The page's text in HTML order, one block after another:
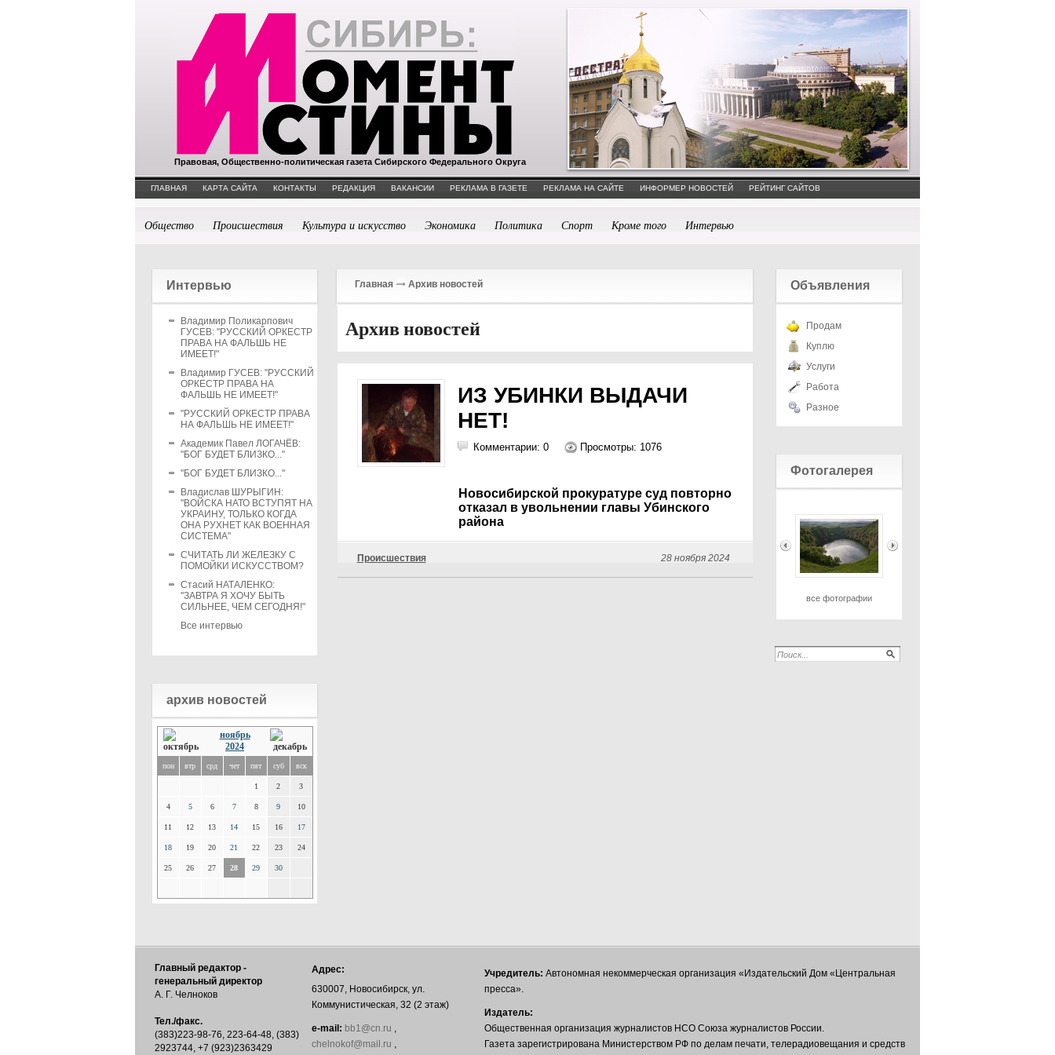
Правовая, Общественно-политическая газета Сибирского Федерального Округа
ГЛАВНАЯ КАРТА САЙТА КОНТАКТЫ РЕДАКЦИЯ ВАКАНСИИ РЕКЛАМА В ГАЗЕТЕ РЕКЛАМА НА САЙТЕ ИНФОРМЕР НОВОСТЕЙ РЕЙТИНГ САЙТОВ
Общество Происшествия Культура и искусство Экономика Политика Спорт Кроме того Интервью
Интервью
Владимир Поликарпович
ГУСЕВ: "РУССКИЙ ОРКЕСТР
ПРАВА НА ФАЛЬШЬ НЕ
ИМЕЕТ!"
Владимир ГУСЕВ: "РУССКИЙ
ОРКЕСТР ПРАВА НА
ФАЛЬШЬ НЕ ИМЕЕТ!"
"РУССКИЙ ОРКЕСТР ПРАВА
НА ФАЛЬШЬ НЕ ИМЕЕТ!"
Академик Павел ЛОГАЧЁВ:
"БОГ БУДЕТ БЛИЗКО..."
"БОГ БУДЕТ БЛИЗКО..."
Владислав ШУРЫГИН:
"ВОЙСКА НАТО ВСТУПЯТ НА
УКРАИНУ, ТОЛЬКО КОГДА
ОНА РУХНЕТ КАК ВОЕННАЯ
СИСТЕМА"
СЧИТАТЬ ЛИ ЖЕЛЕЗКУ С
ПОМОЙКИ ИСКУССТВОМ?
Стасий НАТАЛЕНКО:
"ЗАВТРА Я ХОЧУ БЫТЬ
СИЛЬНЕЕ, ЧЕМ СЕГОДНЯ!"
Все интервью
архив новостей
ноябрь
2024
пон втр срд чет пят суб вск
1 2 3
4 5 6 7 8 9 10
11 12 13 14 15 16 17
18 19 20 21 22 23 24
25 26 27 28 29 30
Главная Архив новостей
Архив новостей
ИЗ УБИНКИ ВЫДАЧИ
НЕТ!
Комментарии: 0 Просмотры: 1076
Новосибирской прокуратуре суд повторно
отказал в увольнении главы Убинского
района
Происшествия 28 ноября 2024
Объявления
Продам
Куплю
Услуги
Работа
Разное
Фотогалерея
все фотографии
Главный редактор -
генеральный директор
А. Г. Челноков
Тел./факс.
(383)223-98-76, 223-64-48, (383)
2923744, +7 (923)2363429
Адрес:
630007, Новосибирск, ул.
Коммунистическая, 32 (2 этаж)
е-mail: bb1@cn.ru ,
chelnokof@mail.ru ,
Учредитель: Автономная некоммерческая организация «Издательский Дом «Центральная
пресса».
Издатель:
Общественная организация журналистов НСО Союза журналистов России.
Газета зарегистрирована Министерством РФ по делам печати, телерадиовещания и средств